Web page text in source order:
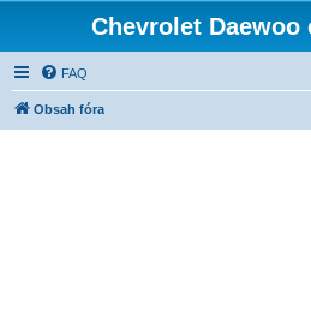
Chevrolet
FAQ
Obsah fóra